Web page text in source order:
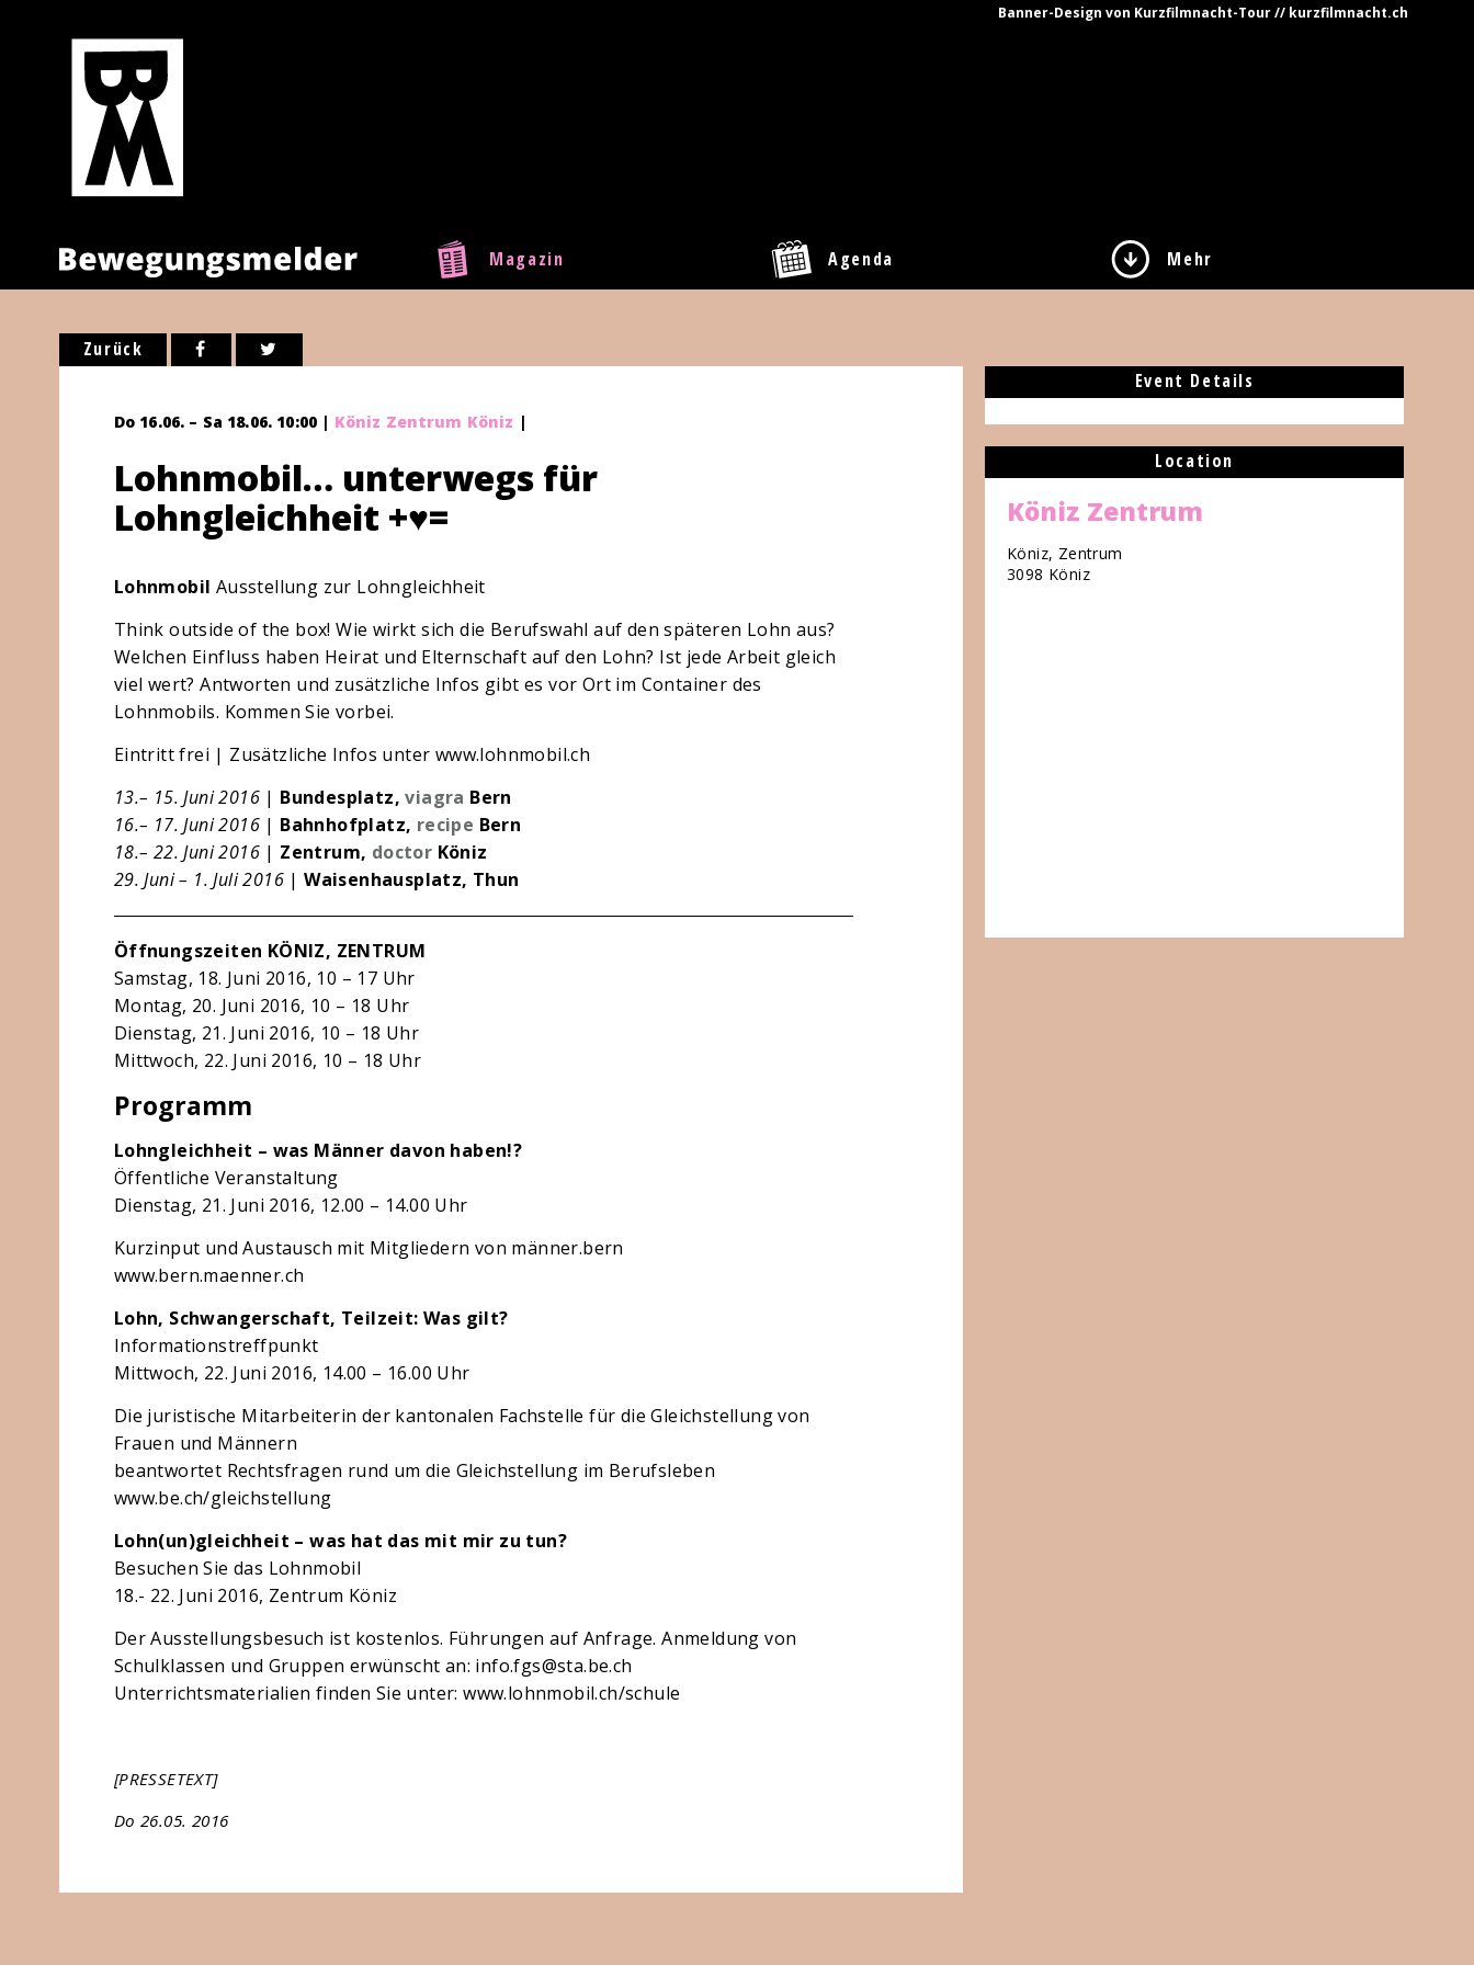
Banner-Design von Kurzfilmnacht-Tour // kurzfilmnacht.ch
Magazin Agenda Mehr
Zurück
Do 16.06. – Sa 18.06. 10:00 | Köniz Zentrum Köniz |
Lohnmobil… unterwegs für
Lohngleichheit +♥=
Lohnmobil Ausstellung zur Lohngleichheit
Think outside of the box! Wie wirkt sich die Berufswahl auf den späteren Lohn aus?
Welchen Einfluss haben Heirat und Elternschaft auf den Lohn? Ist jede Arbeit gleich
viel wert? Antworten und zusätzliche Infos gibt es vor Ort im Container des
Lohnmobils. Kommen Sie vorbei.
Eintritt frei | Zusätzliche Infos unter www.lohnmobil.ch
13.– 15. Juni 2016| Bundesplatz,viagra Bern
16.– 17. Juni 2016| Bahnhofplatz, recipe Bern
18.– 22. Juni 2016| Zentrum, doctor Köniz
29. Juni – 1. Juli 2016|Waisenhausplatz, Thun
Öffnungszeiten KÖNIZ, ZENTRUM
Samstag, 18. Juni 2016, 10 – 17 Uhr
Montag, 20. Juni 2016, 10 – 18 Uhr
Dienstag, 21. Juni 2016, 10 – 18 Uhr
Mittwoch, 22. Juni 2016, 10 – 18 Uhr
Programm
Lohngleichheit – was Männer davon haben!?
Öffentliche Veranstaltung
Dienstag, 21. Juni 2016, 12.00 – 14.00 Uhr
Kurzinput und Austausch mit Mitgliedern von männer.bern
www.bern.maenner.ch
Lohn, Schwangerschaft, Teilzeit: Was gilt?
Informationstreffpunkt
Mittwoch, 22. Juni 2016, 14.00 – 16.00 Uhr
Die juristische Mitarbeiterin der kantonalen Fachstelle für die Gleichstellung von
Frauen und Männern
beantwortet Rechtsfragen rund um die Gleichstellung im Berufsleben
www.be.ch/gleichstellung
Lohn(un)gleichheit – was hat das mit mir zu tun?
Besuchen Sie das Lohnmobil
18.- 22. Juni 2016, Zentrum Köniz
Der Ausstellungsbesuch ist kostenlos. Führungen auf Anfrage. Anmeldung von
Schulklassen und Gruppen erwünscht an: info.fgs@sta.be.ch
Unterrichtsmaterialien finden Sie unter: www.lohnmobil.ch/schule
[PRESSETEXT]
Do 26.05. 2016
Event Details
Location
Köniz Zentrum
Köniz, Zentrum
3098 Köniz